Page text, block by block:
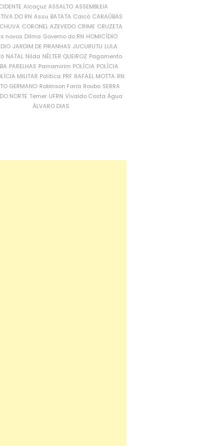
Alcaçuz ASSALTO ASSEMBLEIA
DO RN Assu BATATA Caicó CARAÚBAS
CORONEL AZEVEDO CRIME CRUZETA
novos Dilma Governo do RN HOMICÍDIO
JARDIM DE PIRANHAS JUCURUTU LULA
NATAL Nilda NÉLTER QUEIROZ Pagamento
PARELHAS Parnamirim POLÍCIA POLÍCIA
MILITAR Política PRF RAFAEL MOTTA RN
GERMANO Robinson Faria Roubo SERRA
NORTE Temer UFRN Vivaldo Costa Água
ÁLVARO DIAS